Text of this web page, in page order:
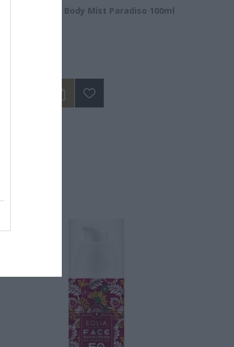
New Ways Body Mist Paradiso 100ml